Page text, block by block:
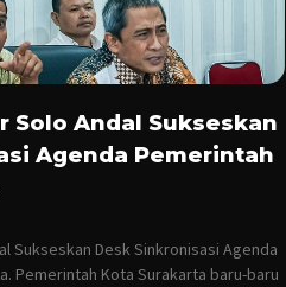
Solo Andal Sukseskan
Agenda Pemerintah
Sukseskan Desk Sinkronisasi Agenda
Pemerintah Kota Surakarta baru-baru